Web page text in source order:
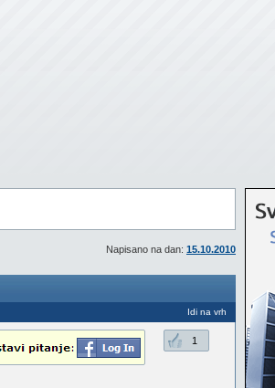
Napisano na dan: 15.10.2010
Idi na vrh
1